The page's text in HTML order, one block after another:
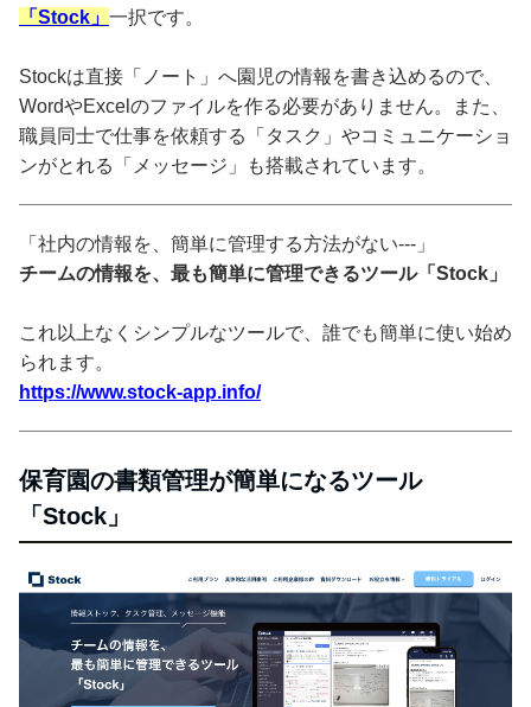
「Stock」 一択です。
Stockは直接「ノート」へ園児の情報を書き込めるので、
WordやExcelのファイルを作る必要がありません。また、
職員同士で仕事を依頼する「タスク」やコミュニケーショ
ンがとれる「メッセージ」も搭載されています。
「社内の情報を、簡単に管理する方法がない---」
チームの情報を、最も簡単に管理できるツール「Stock」
これ以上なくシンプルなツールで、誰でも簡単に使い始め
られます。
https://www.stock-app.info/
保育園の書類管理が簡単になるツール
「Stock」